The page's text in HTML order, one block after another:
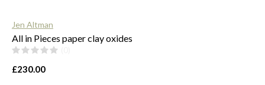
Jen Altman
All in Pieces paper clay oxides
£230.00